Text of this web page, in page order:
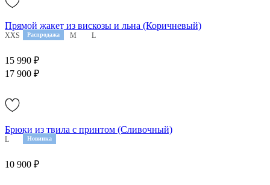
Распродажа
Прямой жакет из вискозы и льна (Коричневый)
XXS XS S M L
15 990 ₽
17 900 ₽
Новинка
Брюки из твила с принтом (Сливочный)
L
10 900 ₽